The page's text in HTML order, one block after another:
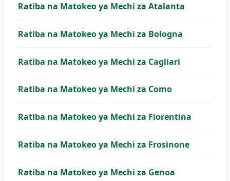
Ratiba na Matokeo ya Mechi za Atalanta
Ratiba na Matokeo ya Mechi za Bologna
Ratiba na Matokeo ya Mechi za Cagliari
Ratiba na Matokeo ya Mechi za Como
Ratiba na Matokeo ya Mechi za Fiorentina
Ratiba na Matokeo ya Mechi za Frosinone
Ratiba na Matokeo ya Mechi za Genoa